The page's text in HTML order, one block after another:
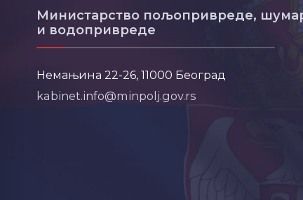
Министарство пољопривреде,
и водопривреде
Немањина 22-26, 11000 Београд
kabinet.info@minpolj.gov.rs